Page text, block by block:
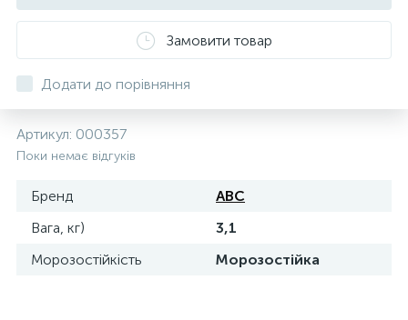
Замовити товар
Додати до порівняння
Артикул: 000357
Поки немає відгуків
Бренд
ABC
Вага, кг)
3,1
Морозостійкість
Морозостійка